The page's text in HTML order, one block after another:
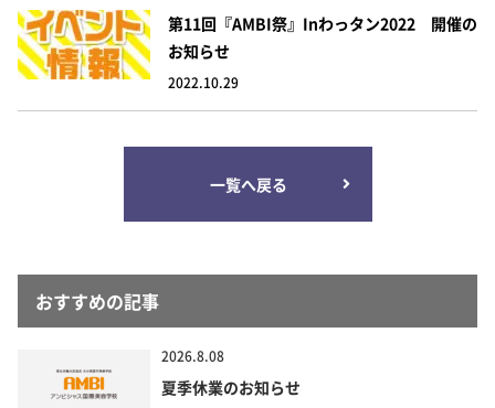
第11回『AMBI祭』inわっタン2022 開催の
お知らせ
2022.10.29
一覧へ戻る
おすすめの記事
2026.8.08
夏季休業のお知らせ